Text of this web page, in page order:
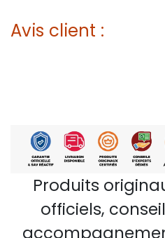
Avis client :
Produits
officiels,